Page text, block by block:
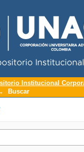
Institucional
Buscar